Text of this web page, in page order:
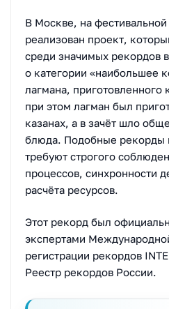
В Москве, на
реализован проект,
среди значимых рекордов
о категории «наибольшее
лагмана, приготовленного
при этом лагман был
казанах, а в зачёт шло
блюда. Подобные рекорды
требуют строгого
процессов, синхронности
расчёта ресурсов.
Этот рекорд был
экспертами
регистрации рекордов
Реестр рекордов России.